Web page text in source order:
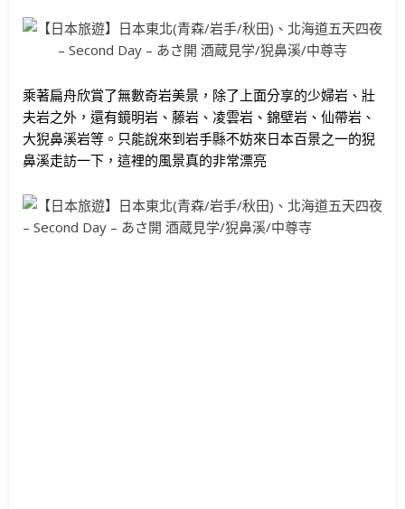
乘著扁舟欣賞了無數奇岩美景，除了上面分享的少婦岩、壯
夫岩之外，還有鏡明岩、藤岩、凌雲岩、錦壁岩、仙帶岩、
大猊鼻溪岩等。只能說來到岩手縣不妨來日本百景之一的猊
鼻溪走訪一下，這裡的風景真的非常漂亮